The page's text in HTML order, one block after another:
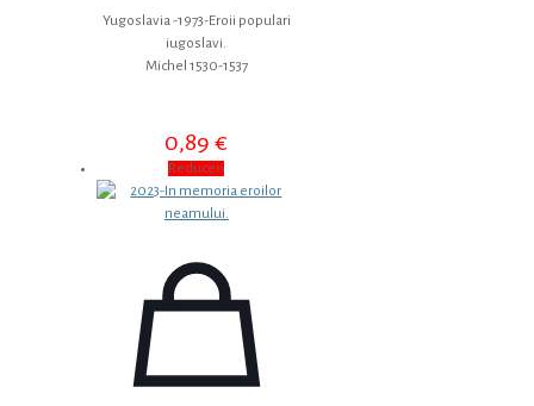
Yugoslavia -1973-Eroii populari
iugoslavi.
Michel 1530-1537
0,89€
Reduceri